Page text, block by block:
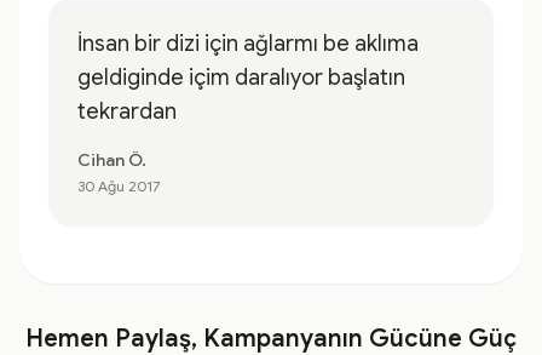
İnsan bir dizi için ağlarmı be aklıma
geldiginde içim daralıyor başlatın
tekrardan
Cihan Ö.
30 Ağu 2017
Hemen Paylaş, Kampanyanın Gücüne Güç